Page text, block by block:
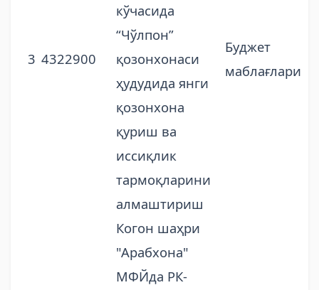
3 4322900
кўчасида
“Чўлпон”
қозонхонаси
ҳудудида янги
қозонхона
қуриш ва
иссиқлик
тармоқларини
алмаштириш
Буджет
маблағлари
Когон шаҳри
"Арабхона"
МФЙда РК-